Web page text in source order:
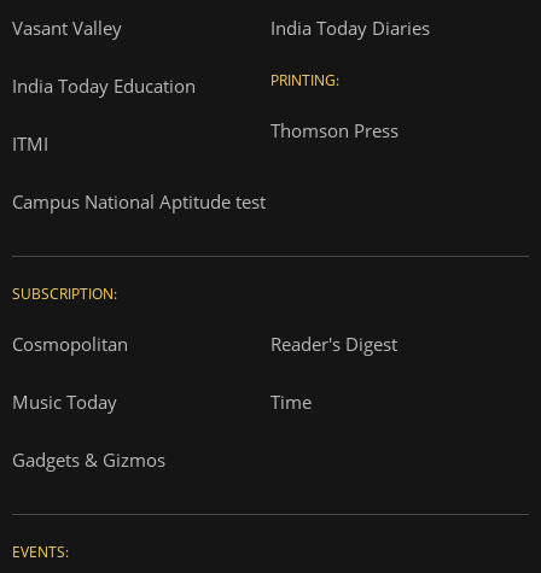
Vasant Valley
India Today Education
ITMI
Campus National Aptitude test
India Today Diaries
PRINTING:
Thomson Press
SUBSCRIPTION:
Cosmopolitan Reader's Digest
Music Today Time
Gadgets & Gizmos
EVENTS: